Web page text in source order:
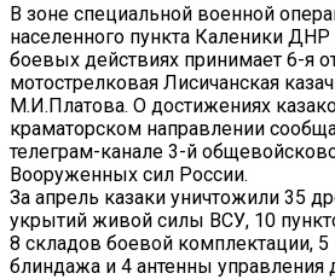
В зоне специальной военной
населенного пункта Каленики ДНР
боевых действиях принимает 6-я
мотострелковая Лисичанская
М.И.Платова. О достижениях
краматорском направлении
телеграм-канале 3-й
Вооруженных сил России.
За апрель казаки уничтожили 35
укрытий живой силы ВСУ, 10
8 складов боевой комплектации,
блиндажа и 4 антенны управления